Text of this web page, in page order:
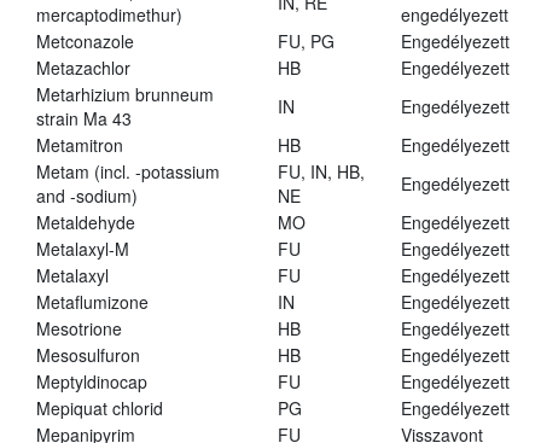
mercaptodimethur)
engedélyezett
Metconazole
FU, PG
Engedélyezett
Metazachlor
HB
Engedélyezett
Metarhizium brunneum
strain Ma 43
IN
Engedélyezett
Metamitron
HB
Engedélyezett
Metam (incl. -potassium
and -sodium)
FU, IN, HB,
NE
Engedélyezett
Metaldehyde
MO
Engedélyezett
Metalaxyl-M
FU
Engedélyezett
Metalaxyl
FU
Engedélyezett
Metaflumizone
IN
Engedélyezett
Mesotrione
HB
Engedélyezett
Mesosulfuron
HB
Engedélyezett
Meptyldinocap
FU
Engedélyezett
Mepiquat chlorid
PG
Engedélyezett
Mepanipyrim
FU
Visszavont